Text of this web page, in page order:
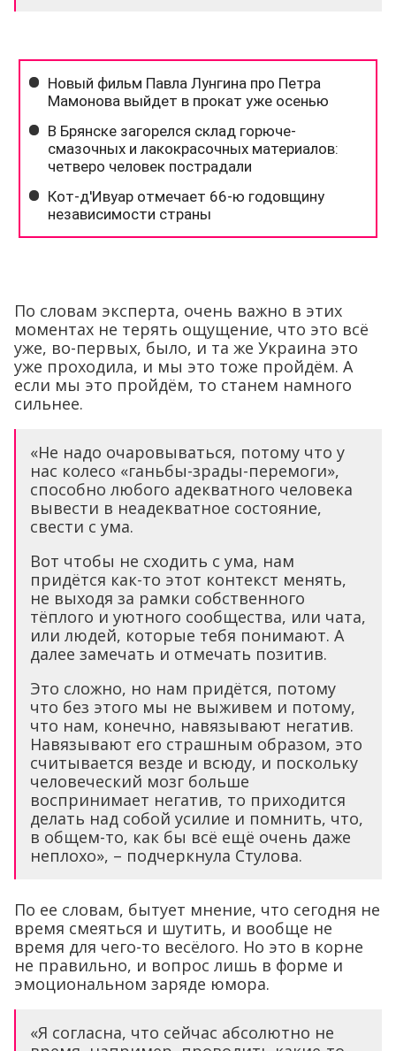
По словам эксперта, очень важно в этих
моментах не терять ощущение, что это всё
уже, во-первых, было, и та же Украина это
уже проходила, и мы это тоже пройдём. А
если мы это пройдём, то станем намного
сильнее.
«Не надо очаровываться, потому что у
нас колесо «ганьбы-зрады-перемоги»,
способно любого адекватного человека
вывести в неадекватное состояние,
свести с ума.
Вот чтобы не сходить с ума, нам
придётся как-то этот контекст менять,
не выходя за рамки собственного
тёплого и уютного сообщества, или чата,
или людей, которые тебя понимают. А
далее замечать и отмечать позитив.
Это сложно, но нам придётся, потому
что без этого мы не выживем и потому,
что нам, конечно, навязывают негатив.
Навязывают его страшным образом, это
считывается везде и всюду, и поскольку
человеческий мозг больше
воспринимает негатив, то приходится
делать над собой усилие и помнить, что,
в общем-то, как бы всё ещё очень даже
неплохо», – подчеркнула Стулова.
По ее словам, бытует мнение, что сегодня не
время смеяться и шутить, и вообще не
время для чего-то весёлого. Но это в корне
не правильно, и вопрос лишь в форме и
эмоциональном заряде юмора.
«Я согласна, что сейчас абсолютно не